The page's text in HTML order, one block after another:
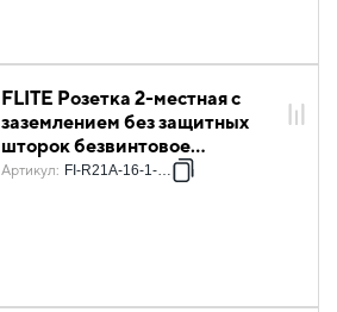
FLITE Розетка 2-местная с
заземлением без защитных
шторок безвинтовое
крепление 16А РС12-1-А-ФлЛ
Артикул: FI-R21A-16-1-K88